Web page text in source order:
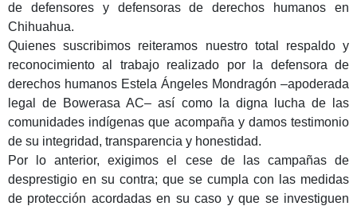
de defensores y defensoras de derechos humanos en
Chihuahua.
Quienes suscribimos reiteramos nuestro total respaldo y
reconocimiento al trabajo realizado por la defensora de
derechos humanos Estela Ángeles Mondragón –apoderada
legal de Bowerasa AC– así como la digna lucha de las
comunidades indígenas que acompaña y damos testimonio
de su integridad, transparencia y honestidad.
Por lo anterior, exigimos el cese de las campañas de
desprestigio en su contra; que se cumpla con las medidas
de protección acordadas en su caso y que se investiguen